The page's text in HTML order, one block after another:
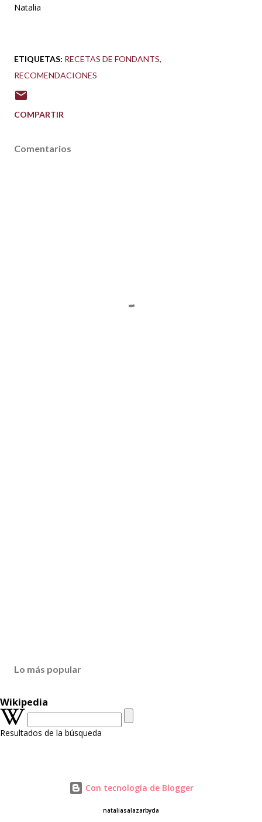
Natalia
ETIQUETAS: RECETAS DE FONDANTS
RECOMENDACIONES
COMPARTIR
Comentarios
Lo más popular
Wikipedia
Resultados de la búsqueda
Con tecnología de Blogger
nataliasalazarbyda